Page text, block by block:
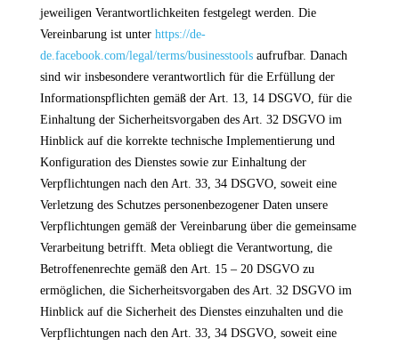
jeweiligen Verantwortlichkeiten festgelegt werden. Die
Vereinbarung ist unter https://de-
de.facebook.com/legal/terms/businesstoolsaufrufbar. Danach
sind wir insbesondere verantwortlich für die Erfüllung der
Informationspflichten gemäß der Art. 13, 14 DSGVO, für die
Einhaltung der Sicherheitsvorgaben des Art. 32 DSGVO im
Hinblick auf die korrekte technische Implementierung und
Konfiguration des Dienstes sowie zur Einhaltung der
Verpflichtungen nach den Art. 33, 34 DSGVO, soweit eine
Verletzung des Schutzes personenbezogener Daten unsere
Verpflichtungen gemäß der Vereinbarung über die gemeinsame
Verarbeitung betrifft. Meta obliegt die Verantwortung, die
Betroffenenrechte gemäß den Art. 15 – 20 DSGVO zu
ermöglichen, die Sicherheitsvorgaben des Art. 32 DSGVO im
Hinblick auf die Sicherheit des Dienstes einzuhalten und die
Verpflichtungen nach den Art. 33, 34 DSGVO, soweit eine